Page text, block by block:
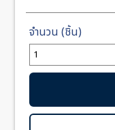
จำนวน
Patek
Twenty-
7300